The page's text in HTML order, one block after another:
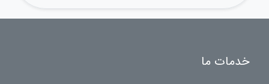
خدمات ما